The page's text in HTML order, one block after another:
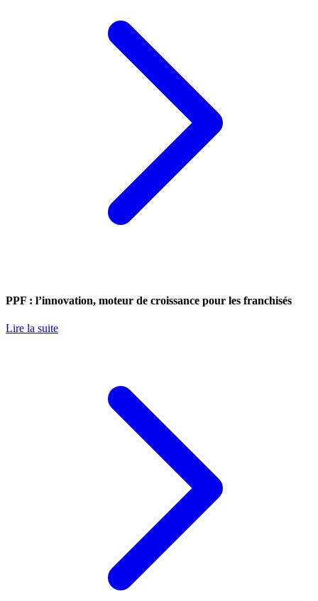
PPF : l’innovation, moteur de croissance pour les franchisés
Lire la suite